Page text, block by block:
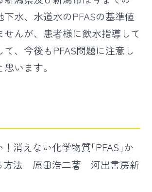
水、水道水のPFASの基準値
せんが、患者様に飲水指導して
て、今後もPFAS問題に注意し
います。
消えない化学物質｢PFAS｣か
方法 原田浩二著 河出書房新